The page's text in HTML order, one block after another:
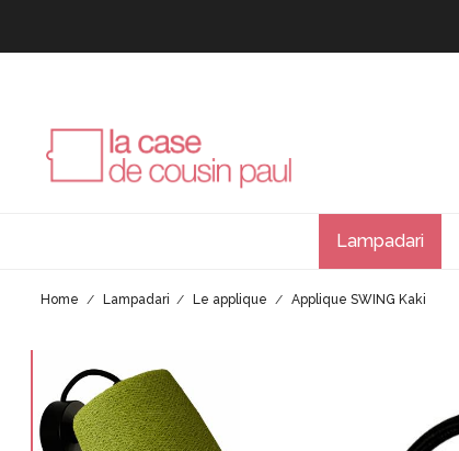
Lampadari
Home Lampadari Le applique Applique SWING Kaki